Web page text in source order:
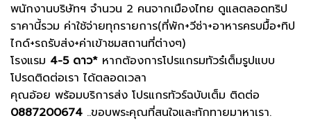
พนักงานบริษัทฯ จำนวน 2 คนจากเมืองไทย ดูแลตลอดทริป
ราคานี้รวม ค่าใช้จ่ายทุกรายการ(ที่พัก+วีซ่า+อาหารครบมื้อ+ทิป
ไกด์+รถรับส่ง+ค่าเข้าชมสถานที่ต่างๆ)
โรงแรม 4-5 ดาว* หากต้องการโปรแกรมทัวร๋เต็มรูปแบบ
โปรดติดต่อเรา ได้ตลอดเวลา
คุณอ้อย พร้อมบริการส่ง โปรแกรทัวร์ฉบับเต็ม ติดต่อ
0887200674 ..ขอบพระคุณที่สนใจและทักทายมาหาเรา.